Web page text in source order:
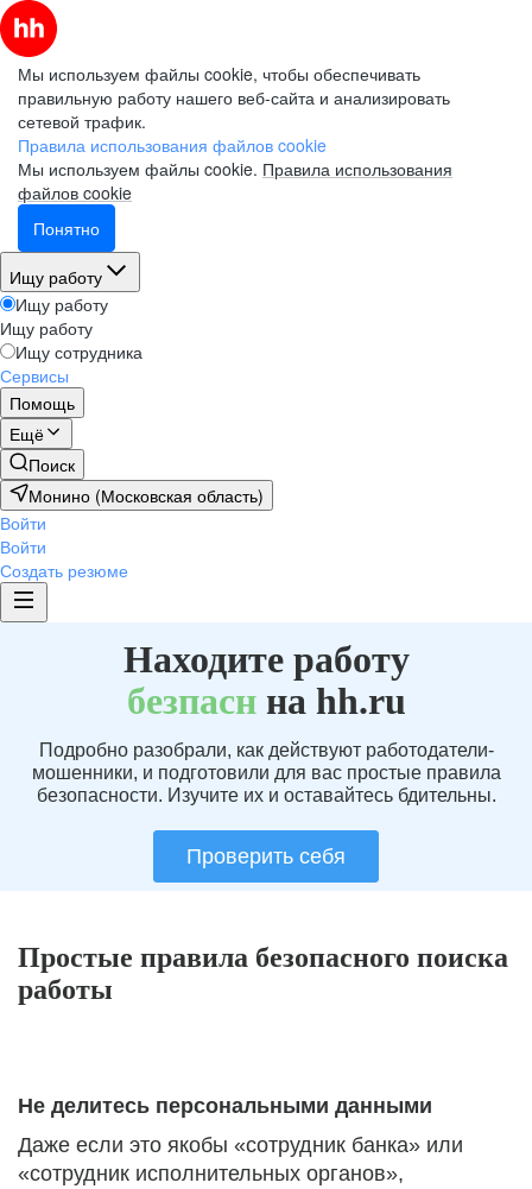
Мы используем файлы cookie, чтобы обеспечивать
правильную работу нашего веб-сайта и анализировать
сетевой трафик.
Правила использования файлов cookie
Мы используем файлы cookie. Правила использования
файлов cookie
Понятно
Ищу работу
Ищу работу
Ищу работу
Ищу сотрудника
Сервисы
Помощь
Ещё
Поиск
Монино (Московская область)
Войти
Войти
Создать резюме
Находите работу
безпаснна hh.ru
Подробно разобрали, как действуют работодатели-
мошенники, и подготовили для вас простые правила
безопасности. Изучите их и оставайтесь бдительны.
Проверить себя
Простые правила безопасного поиска
работы
Не делитесь персональными данными
Даже если это якобы «сотрудник банка» или
«сотрудник исполнительных органов»,